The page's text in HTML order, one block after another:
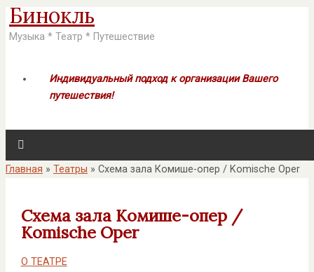
Бинокль
Музыка * Театр * Путешествие
Индивидуальный подход к организации Вашего
путешествия!
Главная » Театры » Схема зала Комише-опер / Komische Oper
Схема зала Комише-опер /
Komische Oper
О ТЕАТРЕ